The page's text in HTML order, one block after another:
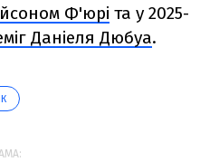
Ф'юрі та у 2025-
Даніеля Дюбуа.